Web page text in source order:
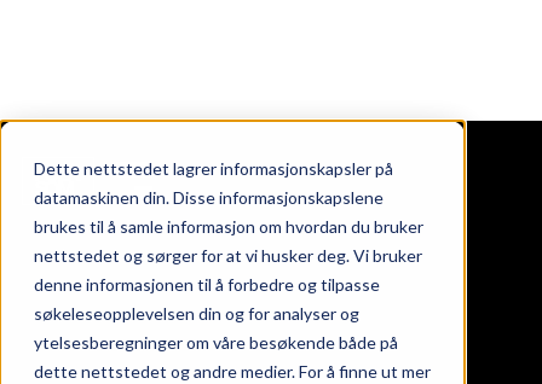
Dette nettstedet lagrer informasjonskapsler på
datamaskinen din. Disse informasjonskapslene
brukes til å samle informasjon om hvordan du bruker
nettstedet og sørger for at vi husker deg. Vi bruker
denne informasjonen til å forbedre og tilpasse
søkeleseopplevelsen din og for analyser og
ytelsesberegninger om våre besøkende både på
dette nettstedet og andre medier. For å finne ut mer
at work